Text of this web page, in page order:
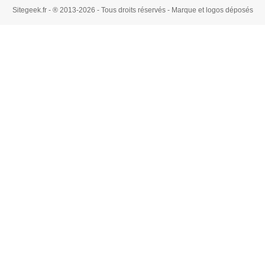
Sitegeek.fr - ® 2013-2026 - Tous droits réservés - Marque et logos déposés